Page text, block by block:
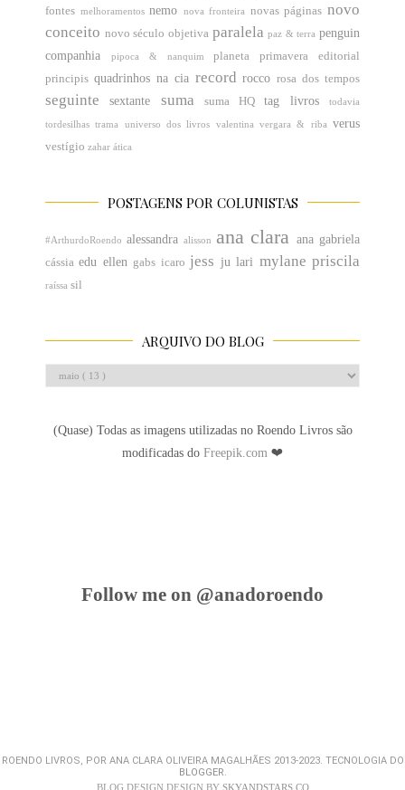
fontes melhoramentos nemo nova fronteira novas páginas novo
conceito novo século objetiva paralela paz & terra penguin
companhia
pipoca & nanquim planeta
primavera editorial
principis quadrinhos na cia record rocco rosa dos tempos
seguinte sextante suma suma HQ tag livros todavia
tordesilhas trama universo dos livros valentina vergara & riba verus
vestígio zahar ática
POSTAGENS POR COLUNISTAS
#ArthurdoRoendo alessandra alisson ana clara ana gabriela
cássia edu ellen gabs icaro jess ju lari mylane priscila
raíssa sil
ARQUIVO DO BLOG
(Quase) Todas as imagens utilizadas no Roendo Livros são
modificadas do Freepik.com ❤
Follow me on @anadoroendo
ROENDO LIVROS, POR ANA CLARA OLIVEIRA MAGALHÃES 2013-2023. TECNOLOGIA DO
BLOGGER.
BLOG DESIGN DESIGN BY SKYANDSTARS.CO